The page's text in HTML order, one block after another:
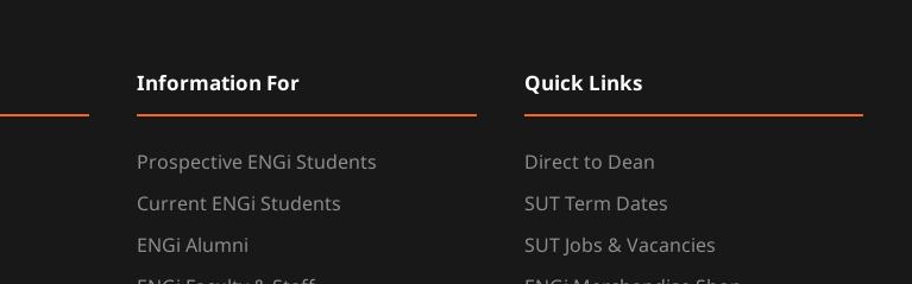
Information For
Prospective ENGi Students
Current ENGi Students
ENGi Alumni
Quick Links
Direct to Dean
SUT Term Dates
SUT Jobs & Vacancies